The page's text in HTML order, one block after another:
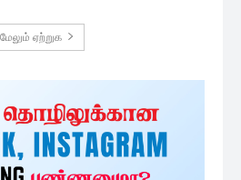
மேலும் ஏற்றுக